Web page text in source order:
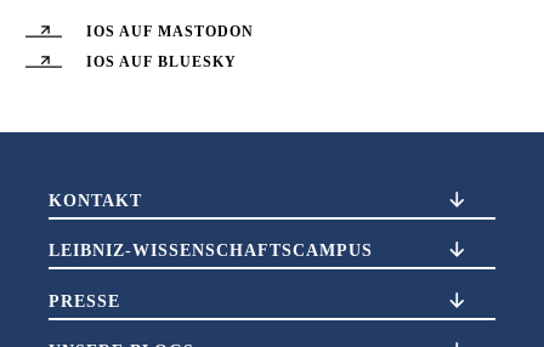
IOS AUF MASTODON
IOS AUF BLUESKY
KONTAKT
LEIBNIZ-WISSENSCHAFTSCAMPUS
PRESSE